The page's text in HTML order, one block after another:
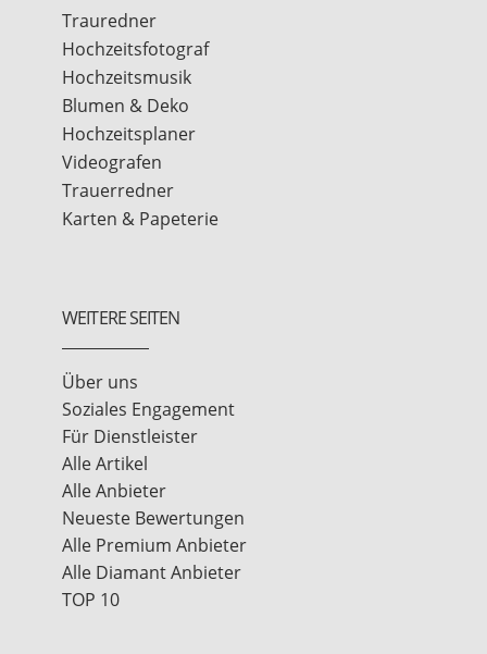
Trauredner
Hochzeitsfotograf
Hochzeitsmusik
Blumen & Deko
Hochzeitsplaner
Videografen
Trauerredner
Karten & Papeterie
WEITERE SEITEN
Über uns
Soziales Engagement
Für Dienstleister
Alle Artikel
Alle Anbieter
Neueste Bewertungen
Alle Premium Anbieter
Alle Diamant Anbieter
TOP 10